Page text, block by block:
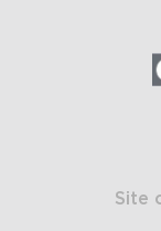
Site